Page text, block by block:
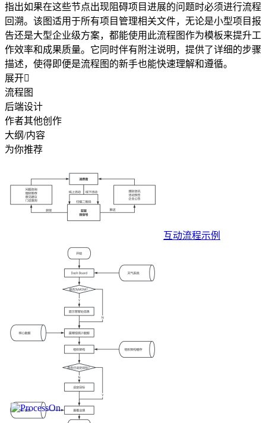
指出如果在这些节点出现阻碍项目进展的问题时必须进行流程
回溯。该图适用于所有项目管理相关文件，无论是小型项目报
告还是大型企业级方案，都能使用此流程图作为模板来提升工
作效率和成果质量。它同时伴有附注说明，提供了详细的步骤
描述，使得即便是流程图的新手也能快速理解和遵循。
展开
流程图
后端设计
作者其他创作
大纲/内容
为你推荐
互动流程示例